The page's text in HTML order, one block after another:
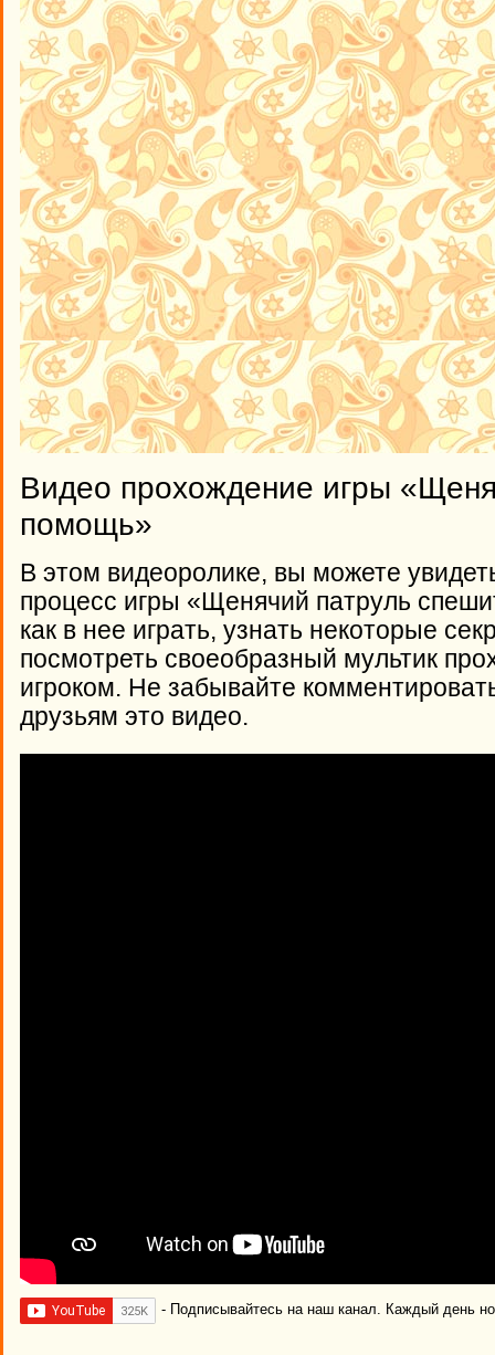
Видео прохождение игры
помощь»
В этом видеоролике, вы можете
процесс игры «Щенячий патруль
как в нее играть, узнать некоторые
посмотреть своеобразный мультик
игроком. Не забывайте
друзьям это видео.
- Подписывайтесь на наш канал. Каждый день